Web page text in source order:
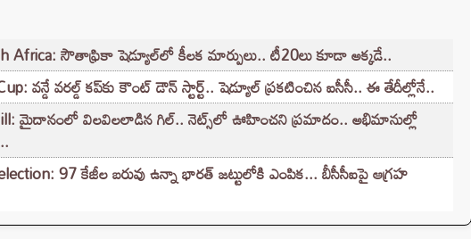
Africa: సౌతాఫ్రికా షెడ్యూల్‌లో కీలక మార్పులు.. టీ20లు కూడా అక్కడే..
వన్డే వరల్డ్ కప్‌కు కౌంట్ డౌన్ స్టార్ట్.. షెడ్యూల్ ప్రకటించిన ఐసీసీ.. ఈ తేదీల్లోనే..
మైదానంలో విలవిలలాడిన గిల్.. నెట్స్‌లో ఊహించని ప్రమాదం.. అభిమానుల్లో
97 కేజీల బరువు ఉన్నా భారత్ జట్టులోకి ఎంపిక... బీసీసీఐపై ఆగ్రహ